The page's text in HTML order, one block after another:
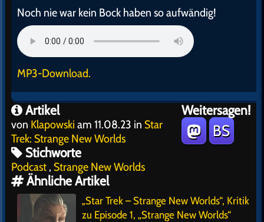
Noch nie war kein Bock haben so aufwändig!
MP3-Download.
Weitersagen!
BS
Artikel
von Klapowski am 11.08.23 in Star
Trek: Strange New Worlds
Stichworte
Podcast , Strange New Worlds
Ähnliche Artikel
„Star Trek – Strange New Worlds“, Kritik
zu Episode 1, „Strange New Worlds“